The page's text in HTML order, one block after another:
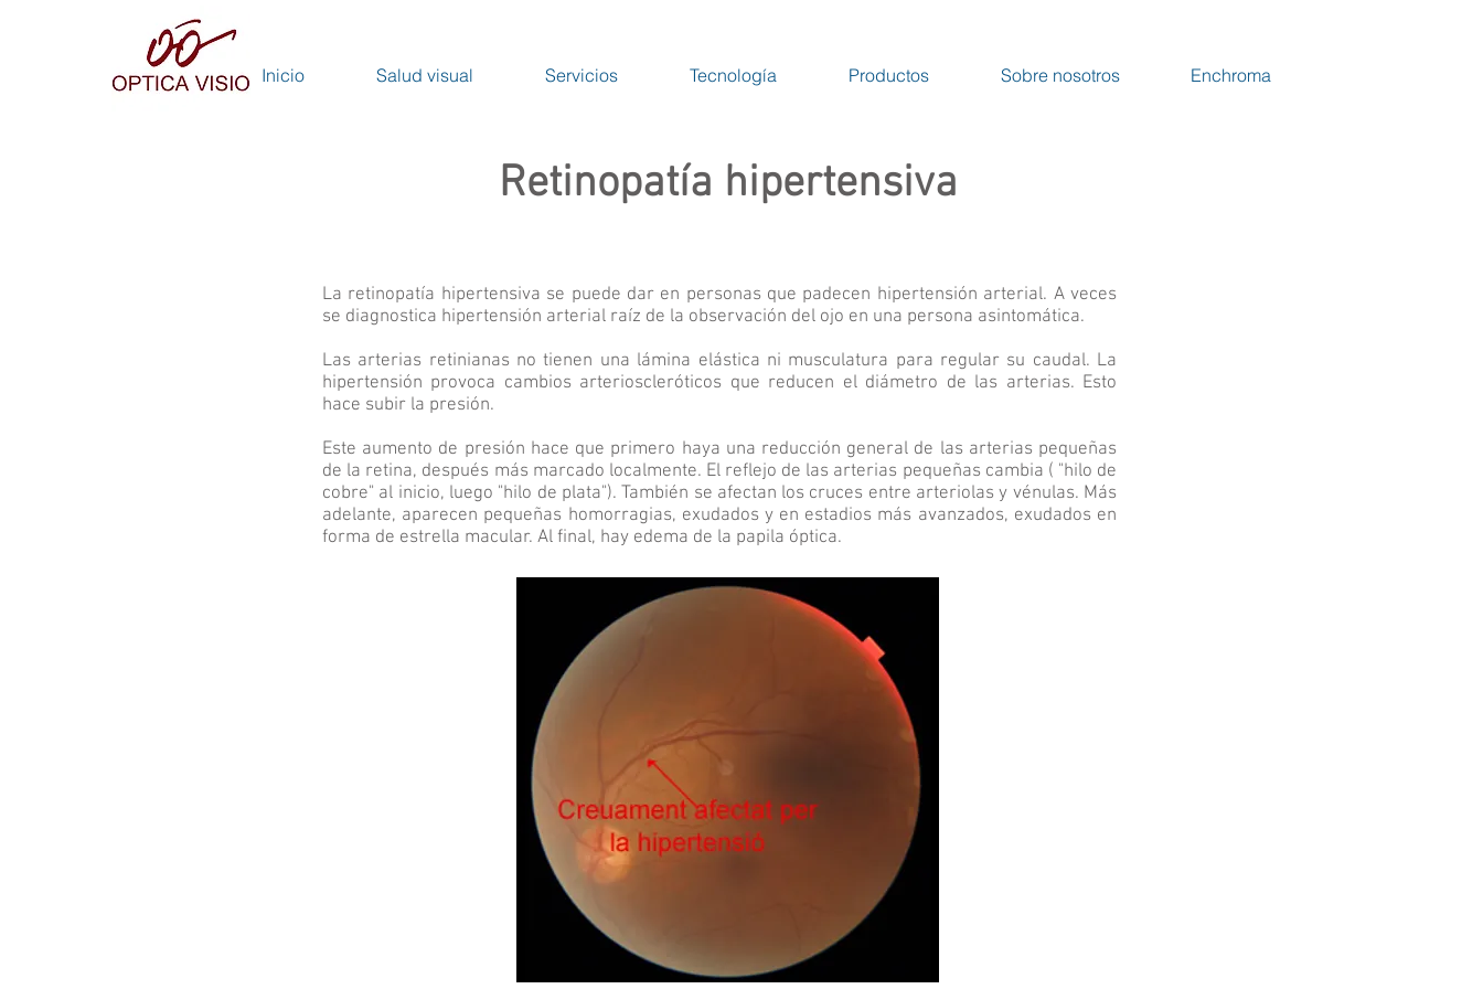
Inicio Salud visual Servicios Tecnología Productos Sobre nosotros Enchroma
Retinopatía hipertensiva
La retinopatía hipertensiva se puede dar en personas que padecen hipertensión arterial. A veces
se diagnostica hipertensión arterial raíz de la observación del ojo en una persona asintomática.
Las arterias retinianas no tienen una lámina elástica ni musculatura para regular su caudal. La
hipertensión provoca cambios arterioscleróticos que reducen el diámetro de las arterias. Esto
hace subir la presión.
Este aumento de presión hace que primero haya una reducción general de las arterias pequeñas
de la retina, después más marcado localmente. El reflejo de las arterias pequeñas cambia ( "hilo de
cobre" al inicio, luego "hilo de plata"). También se afectan los cruces entre arteriolas y vénulas. Más
adelante, aparecen pequeñas homorragias, exudados y en estadios más avanzados, exudados en
forma de estrella macular. Al final, hay edema de la papila óptica.